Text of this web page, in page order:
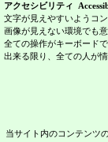
アクセシビリティ
文字が見えやすいようコ
画像が見えない環境でも
全ての操作がキーボード
出来る限り、全ての人が
当サイト内のコンテンツ